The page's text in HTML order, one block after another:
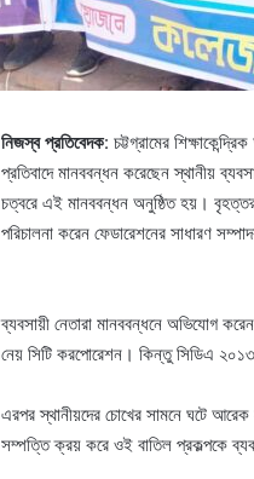
নিজস্ব প্রতিবেদক: চট্টগ্রামের
প্রতিবাদে মানববন্ধন করেছেন স্থানীয়
চত্বরে এই মানববন্ধন অনুষ্ঠিত হয়।
পরিচালনা করেন ফেডারেশনের সাধারণ
ব্যবসায়ী নেতারা মানববন্ধনে অভিযোগ
নেয় সিটি করপোরেশন। কিন্তু সিডিএ
এরপর স্থানীয়দের চোখের সামনে ঘটে আরেক
সম্পত্তি ক্রয় করে ওই বাতিল প্রকল্পকে